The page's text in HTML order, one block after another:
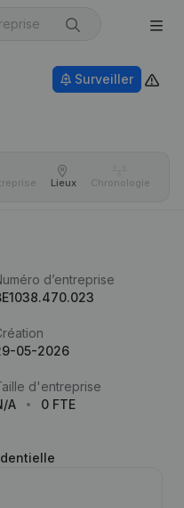
Surveiller
Lieux Chronologie
d’entreprise
05-2026
d'entreprise
A
0 FTE